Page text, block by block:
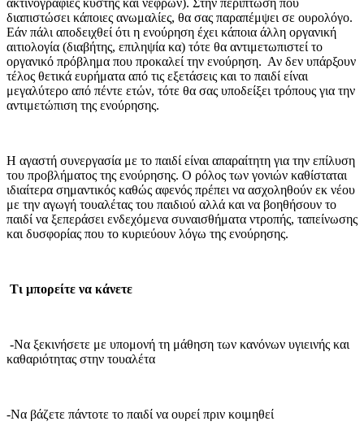
διαπιστώσει κάποιες ανωμαλίες, θα σας παραπέμψει σε ουρολόγο.
Εάν πάλι αποδειχθεί ότι η ενούρηση έχει κάποια άλλη οργανική
αιτιολογία (διαβήτης, επιληψία κα) τότε θα αντιμετωπιστεί το
οργανικό πρόβλημα που προκαλεί την ενούρηση. Αν δεν υπάρξουν
τέλος θετικά ευρήματα από τις εξετάσεις και το παιδί είναι
μεγαλύτερο από πέντε ετών, τότε θα σας υποδείξει τρόπους για την
αντιμετώπιση της ενούρησης.
Η αγαστή συνεργασία με το παιδί είναι απαραίτητη για την επίλυση
του προβλήματος της ενούρησης. Ο ρόλος των γονιών καθίσταται
ιδιαίτερα σημαντικός καθώς αφενός πρέπει να ασχοληθούν εκ νέου
με την αγωγή τουαλέτας του παιδιού αλλά και να βοηθήσουν το
παιδί να ξεπεράσει ενδεχόμενα συναισθήματα ντροπής, ταπείνωσης
και δυσφορίας που το κυριεύουν λόγω της ενούρησης.
Τι μπορείτε να κάνετε
-Να ξεκινήσετε με υπομονή τη μάθηση των κανόνων υγιεινής και
καθαριότητας στην τουαλέτα
-Να βάζετε πάντοτε το παιδί να ουρεί πριν κοιμηθεί